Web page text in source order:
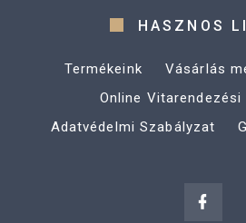
HASZNOS
Termékeink Vásárlás
Online
Adatvédelmi Szabályzat